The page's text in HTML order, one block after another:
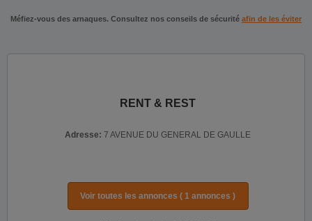
Méfiez-vous des arnaques. Consultez nos conseils de sécurité afin de les éviter
RENT & REST
Adresse: 7 AVENUE DU GENERAL DE GAULLE
Voir toutes les annonces ( 1 annonces )